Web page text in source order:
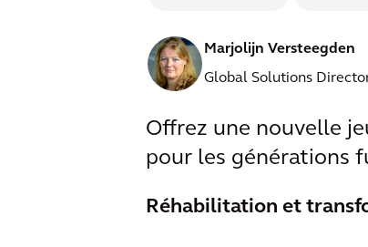
Marjolijn Versteegden
Global Solutions
Offrez une nouvelle
pour les générations
Réhabilitation et